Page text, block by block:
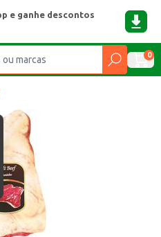
e ganhe descontos
0